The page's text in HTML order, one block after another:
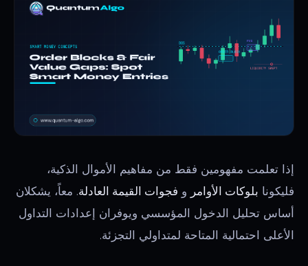
إذا تعلمت مفهومين فقط من مفاهيم الأموال الذكية،
فليكونا بلوكات الأوامر و فجوات القيمة العادلة. معاً، يشكلان
أساس تحليل الدخول المؤسسي ويوفران إعدادات التداول
الأعلى احتمالية المتاحة لمتداولي التجزئة.